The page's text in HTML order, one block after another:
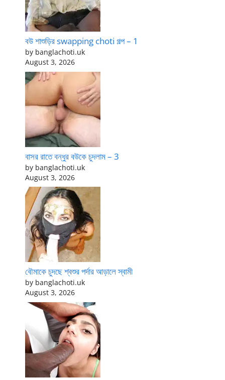
বউ শাশুড়ির swapping choti গল্প – 1
by banglachoti.uk
August 3, 2026
বাসর রাতে বন্ধুর বউকে চুদলাম – 3
by banglachoti.uk
August 3, 2026
বৌমাকে চুদছে শ্বশুর পর্দার আড়ালে স্বামী
by banglachoti.uk
August 3, 2026